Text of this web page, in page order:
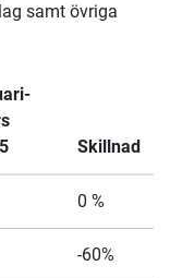
samt övriga
Skillnad
0 %
-60%